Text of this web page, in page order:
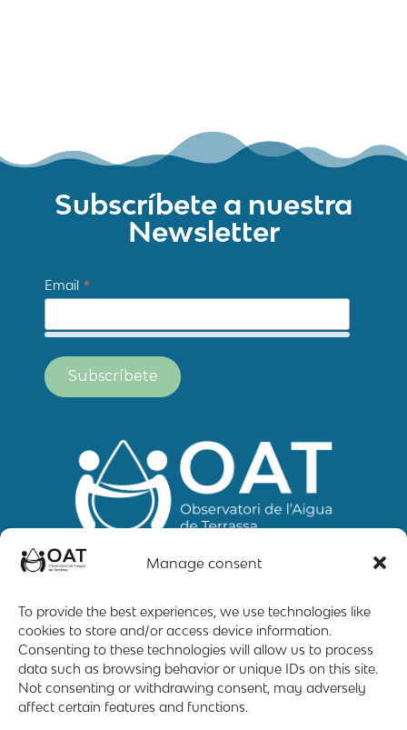
Manage consent
To provide the best experiences, we use technologies like
cookies to store and/or access device information.
Consenting to these technologies will allow us to process
data such as browsing behavior or unique IDs on this site.
Not consenting or withdrawing consent, may adversely
affect certain features and functions.
Subscríbete a nuestra
Newsletter
Email *
Mapa web Contacto Aviso Legal